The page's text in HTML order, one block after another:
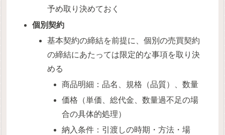
予め取り決めておく
個別契約
基本契約の締結を前提に、個別の売買契約
の締結にあたっては限定的な事項を取り決
める
商品明細：品名、規格（品質）、数量
価格（単価、総代金、数量過不足の場
合の具体的処理）
納入条件：引渡しの時期・方法・場